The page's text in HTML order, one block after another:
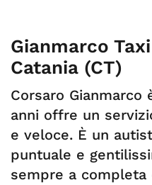
Gianmarco
Catania (CT)
Corsaro
anni offre un
e veloce. È un
puntuale e
sempre a completa